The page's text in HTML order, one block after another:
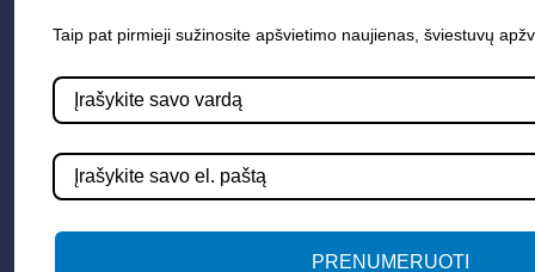
Lauko šviestuvai
LED juostos
Vidaus apšvietimas
Informacija
Taip pat pirmieji sužinosite apšvietimo naujienas, šviestuvų
PRENUMERUOTI